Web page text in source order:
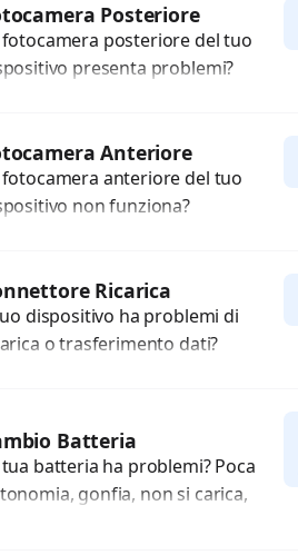
Posteriore
fotocamera posteriore del tuo
presenta problemi?
non funzionante,...
Anteriore
fotocamera anteriore del tuo
non funziona?
immagini sfocate, messa a...
Ricarica
dispositivo ha problemi di
o trasferimento dati?
danneggiati,...
Batteria
tua batteria ha problemi? Poca
gonfia, non si carica,